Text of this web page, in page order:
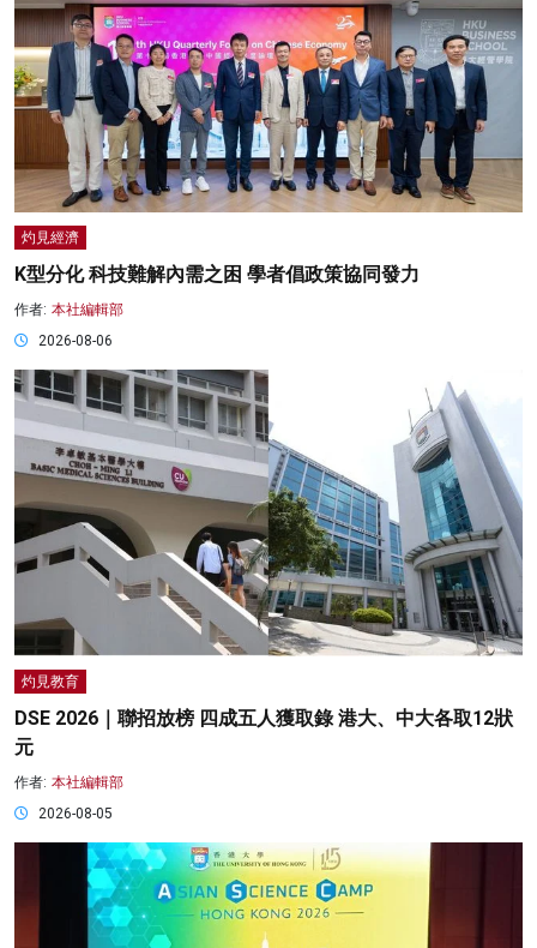
灼見經濟
K型分化 科技難解內需之困 學者倡政策協同發力
作者: 本社編輯部
2026-08-06
灼見教育
DSE 2026｜聯招放榜 四成五人獲取錄 港大、中大各取12狀
元
作者: 本社編輯部
2026-08-05